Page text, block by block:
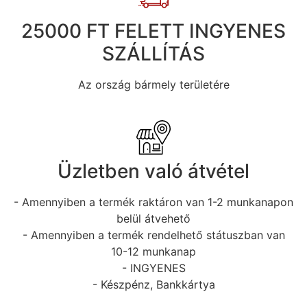
25000 FT FELETT INGYENES
SZÁLLÍTÁS
Az ország bármely területére
Üzletben való átvétel
- Amennyiben a termék raktáron van 1-2 munkanapon
belül átvehető
- Amennyiben a termék rendelhető státuszban van
10-12 munkanap
- INGYENES
- Készpénz, Bankkártya